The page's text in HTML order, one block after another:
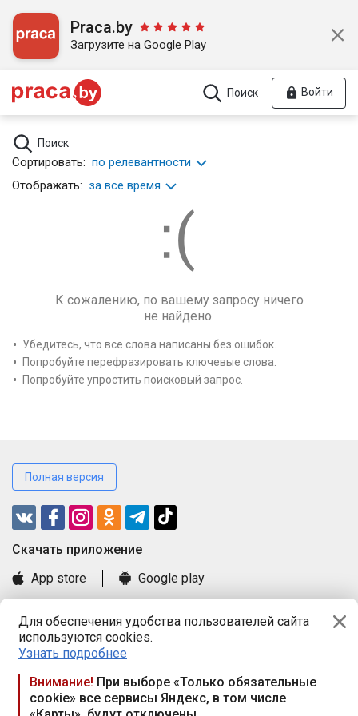
Для обеспечения удобства пользователей сайта
используются cookies.
Узнать подробнее
Внимание! При выборе «Только обязательные
cookie» все сервисы Яндекс, в том числе
Praca.by
Загрузите на Google Play
Поиск Войти
Поиск
Сортировать: по релевантности
Отображать: за все время
К сожалению, по вашему запросу ничего
не найдено.
Убедитесь, что все слова написаны без ошибок.
Попробуйте перефразировать ключевые слова.
Попробуйте упростить поисковый запрос.
Полная версия
Cкачать приложение
App store
Google play
Книга замечаний и предложений
Правила и документы
Praca.by © 2000—2026, ООО «ПРАЦА БАЙ»
Республика Беларусь, 220114, г. Минск, пр-т Независимости
117а, пом. № 9.